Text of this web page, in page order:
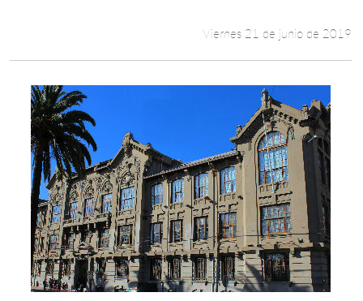
Viernes 21 de junio de 2019